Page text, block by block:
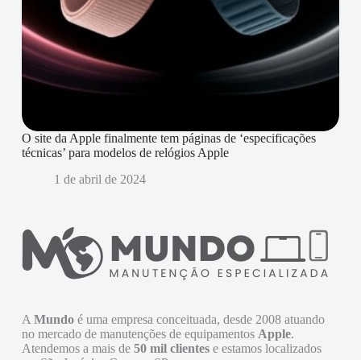
O site da Apple finalmente tem páginas de ‘especificações
técnicas’ para modelos de relógios Apple
1 de abril de 2024
A Mundoé uma empresa conceituada, desde 2008 atuando
no mercado de manutenções de equipamentos Apple.
Atendemos a mais de 50 mil clientese estamos localizados